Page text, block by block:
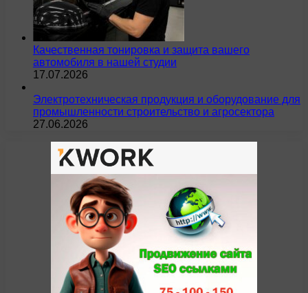
Качественная тонировка и защита вашего
автомобиля в нашей студии
17.07.2026
Электротехническая продукция и оборудование для
промышленности строительство и агросектора
27.06.2026